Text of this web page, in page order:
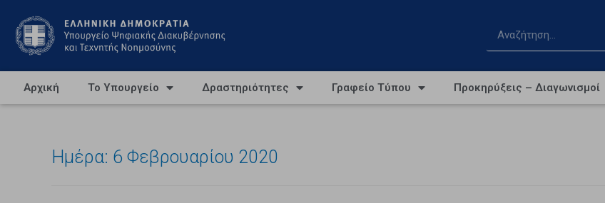
Αρχική Το Υπουργείο Δραστηριότητες Γραφείο Τύπου Προκηρύξεις – Διαγωνισμοί
Ημέρα: 6 Φεβρουαρίου 2020